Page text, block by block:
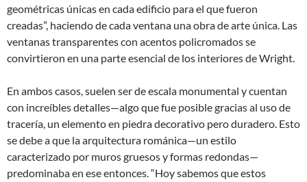
geométricas únicas en cada edificio para el que fueron
creadas”, haciendo de cada ventana una obra de arte única. Las
ventanas transparentes con acentos policromados se
convirtieron en una parte esencial de los interiores de Wright.
En ambos casos, suelen ser de escala monumental y cuentan
con increíbles detalles—algo que fue posible gracias al uso de
tracería, un elemento en piedra decorativo pero duradero. Esto
se debe a que la arquitectura románica—un estilo
caracterizado por muros gruesos y formas redondas—
predominaba en ese entonces. “Hoy sabemos que estos